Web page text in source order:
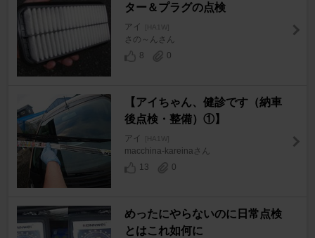
ター＆プラグの点検
アイ [HA1W]
さの～んさん
8
0
【アイちゃん、健診です（納車
後点検・整備）①】
アイ [HA1W]
macchina-kareinaさん
13
0
めったにやらないのに日常点検
とはこれ如何に